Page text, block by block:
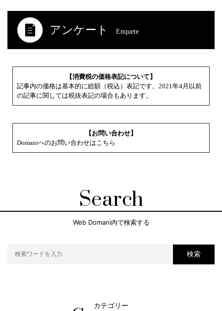
アンケート Enquete
【消費税の価格表記について】
記事内の価格は基本的に総額（税込）表記です。2021年4月以前
の記事に関しては税抜表記の場合もあります。
【お問い合わせ】
Domaniへのお問い合わせはこちら
Search
Web Domani内で検索する
検索
カテゴリー